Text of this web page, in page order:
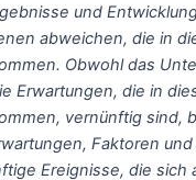
und
abweichen, die in
Obwohl das
Erwartungen, die in
vernünftig sind,
Faktoren
Ereignisse, die sich